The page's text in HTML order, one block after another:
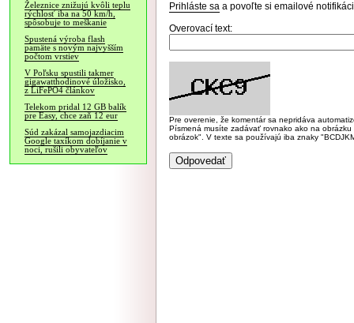
Železnice znižujú kvôli teplu
rýchlosť iba na 50 km/h,
spôsobuje to meškanie
Spustená výroba flash
pamäte s novým najvyšším
počtom vrstiev
V Poľsku spustili takmer
gigawatthodinové úložisko,
z LiFePO4 článkov
Telekom pridal 12 GB balík
pre Easy, chce zaň 12 eur
Súd zakázal samojazdiacim
Google taxíkom dobíjanie v
noci, rušili obyvateľov
Prihláste sa a povoľte si emailové
Overovací text:
Pre overenie, že komentár sa nepridáva
Písmená musíte zadávať rovnako ako na
obrázok". V texte sa používajú iba znaky